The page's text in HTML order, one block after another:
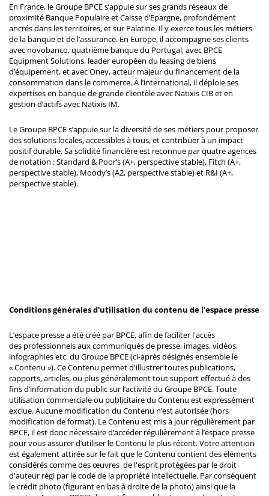
En France, le Groupe BPCE s’appuie sur ses grands réseaux de
proximité Banque Populaire et Caisse d’Epargne, profondément
ancrés dans les territoires, et sur Palatine. Il y exerce tous les métiers
de la banque et de l’assurance. En Europe, il accompagne ses clients
avec novobanco, quatrième banque du Portugal, avec BPCE
Equipment Solutions, leader européen du leasing de biens
d’équipement, et avec Oney, acteur majeur du financement de la
consommation dans le commerce. À l’international, il déploie ses
expertises en banque de grande clientèle avec Natixis CIB et en
gestion d’actifs avec Natixis IM.
Le Groupe BPCE s’appuie sur la diversité de ses métiers pour proposer
des solutions locales, accessibles à tous, et contribuer à un impact
positif durable. Sa solidité financière est reconnue par quatre agences
de notation : Standard & Poor’s (A+, perspective stable), Fitch (A+,
perspective stable), Moody’s (A2, perspective stable) et R&I (A+,
perspective stable).
Conditions générales d'utilisation du contenu de l’espace presse
L’espace presse a été créé par BPCE, afin de faciliter l'accès
des professionnels aux communiqués de presse, images, vidéos,
infographies etc. du Groupe BPCE (ci-après désignés ensemble le
« Contenu »). Ce Contenu permet d'illustrer toutes publications,
rapports, articles, ou plus généralement tout support effectué à des
fins d’information du public sur l’activité du Groupe BPCE. Toute
utilisation commerciale ou publicitaire du Contenu est expressément
exclue. Aucune modification du Contenu n’est autorisée (hors
modification de format). Le Contenu est mis à jour régulièrement par
BPCE, il est donc nécessaire d’accéder régulièrement à l’espace presse
pour vous assurer d’utiliser le Contenu le plus récent. Votre attention
est également attirée sur le fait que le Contenu contient des éléments
considérés comme des œuvres de l'esprit protégées par le droit
d'auteur régi par le code de la propriété intellectuelle. Par conséquent
le crédit photo (figurant en bas à droite de la photo) ainsi que la